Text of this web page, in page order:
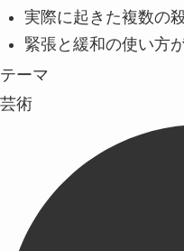
実際に起きた複数の
緊張と緩和の使い方
テーマ
芸術